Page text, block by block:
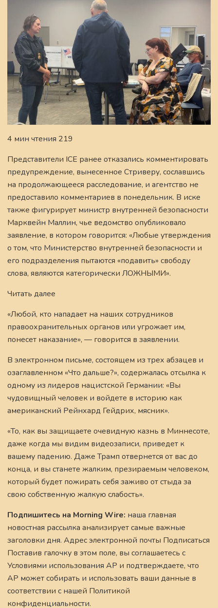
4 мин чтения 219
Представители ICE ранее отказались комментировать
предупреждение, вынесенное Стриверу, сославшись
на продолжающееся расследование, и агентство не
предоставило комментариев в понедельник. В иске
также фигурирует министр внутренней безопасности
Марквейн Маллин, чье ведомство опубликовало
заявление, в котором говорится: «Любые утверждения
о том, что Министерство внутренней безопасности и
его подразделения пытаются «подавить» свободу
слова, являются категорически ЛОЖНЫМИ».
Читать далее
«Любой, кто нападает на наших сотрудников
правоохранительных органов или угрожает им,
понесет наказание», — говорится в заявлении.
В электронном письме, состоящем из трех абзацев и
озаглавленном «Что дальше?», содержалась отсылка к
одному из лидеров нацистской Германии: «Вы
чудовищный человек и войдете в историю как
американский Рейнхард Гейдрих, мясник».
«То, как вы защищаете очевидную казнь в Миннесоте,
даже когда мы видим видеозаписи, приведет к
вашему падению. Даже Трамп отвернется от вас до
конца, и вы станете жалким, презираемым человеком,
который будет пожирать себя заживо от стыда за
свою собственную жалкую слабость».
Подпишитесь на Morning Wire: наша главная
новостная рассылка анализирует самые важные
заголовки дня. Адрес электронной почты Подписаться
Поставив галочку в этом поле, вы соглашаетесь с
Условиями использования AP и подтверждаете, что
AP может собирать и использовать ваши данные в
соответствии с нашей Политикой
конфиденциальности.